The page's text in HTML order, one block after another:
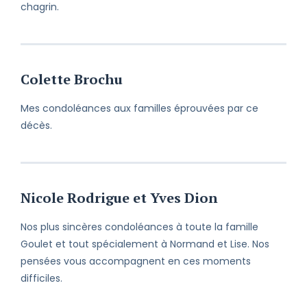
chagrin.
Colette Brochu
Mes condoléances aux familles éprouvées par ce
décès.
Nicole Rodrigue et Yves Dion
Nos plus sincères condoléances à toute la famille
Goulet et tout spécialement à Normand et Lise. Nos
pensées vous accompagnent en ces moments
difficiles.